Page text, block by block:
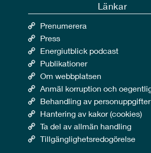
Länkar
Prenumerera
Press
Energiutblick podcast
Publikationer
Om webbplatsen
Anmäl korruption och
Behandling av personuppgifter
Hantering av kakor (cookies)
Ta del av allmän handling
Tillgänglighetsredogörelse